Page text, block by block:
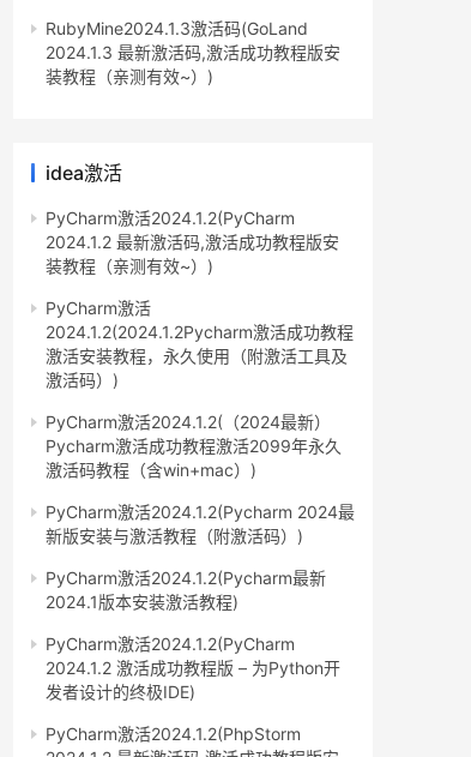
RubyMine2024.1.3激活码(GoLand
2024.1.3 最新激活码,激活成功教程版安
装教程（亲测有效~）)
idea激活
PyCharm激活2024.1.2(PyCharm
2024.1.2 最新激活码,激活成功教程版安
装教程（亲测有效~）)
PyCharm激活
2024.1.2(2024.1.2Pycharm激活成功教程
激活安装教程，永久使用（附激活工具及
激活码）)
PyCharm激活2024.1.2(（2024最新）
Pycharm激活成功教程激活2099年永久
激活码教程（含win+mac）)
PyCharm激活2024.1.2(Pycharm 2024最
新版安装与激活教程（附激活码）)
PyCharm激活2024.1.2(Pycharm最新
2024.1版本安装激活教程)
PyCharm激活2024.1.2(PyCharm
2024.1.2 激活成功教程版 – 为Python开
发者设计的终极IDE)
PyCharm激活2024.1.2(PhpStorm